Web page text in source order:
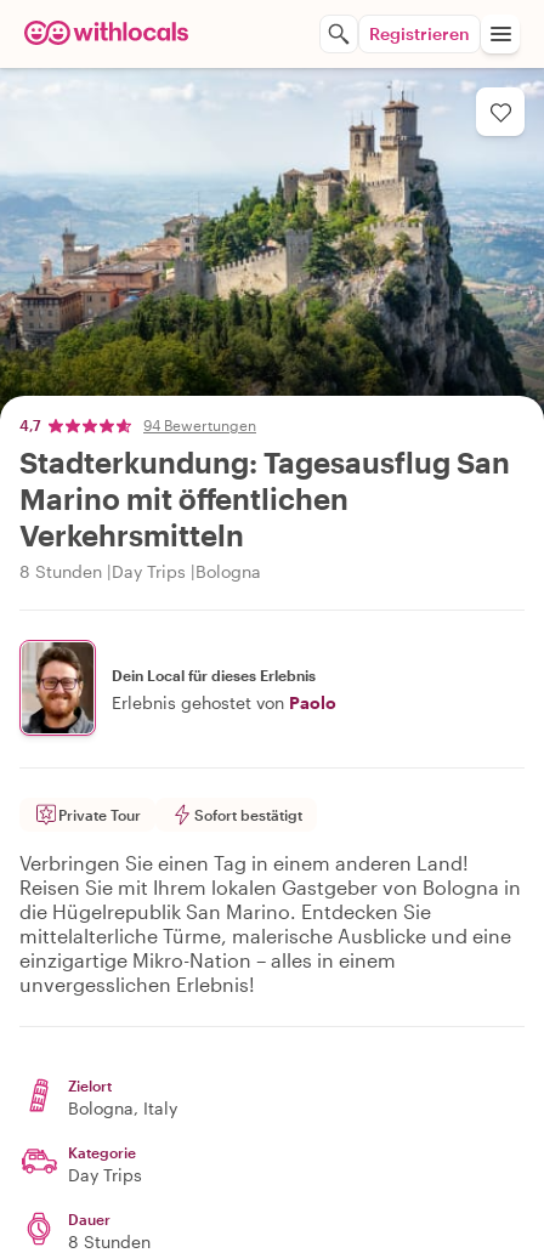
Registrieren
4,7 94 Bewertungen
Stadterkundung: Tagesausflug San
Marino mit öffentlichen
Verkehrsmitteln
8 Stunden Day Trips Bologna
Dein Local für dieses Erlebnis
Erlebnis gehostet von Paolo
Private Tour Sofort bestätigt
Verbringen Sie einen Tag in einem anderen Land!
Reisen Sie mit Ihrem lokalen Gastgeber von Bologna in
die Hügelrepublik San Marino. Entdecken Sie
mittelalterliche Türme, malerische Ausblicke und eine
einzigartige Mikro-Nation – alles in einem
unvergesslichen Erlebnis!
Zielort
Bologna, Italy
Kategorie
Day Trips
Dauer
8 Stunden